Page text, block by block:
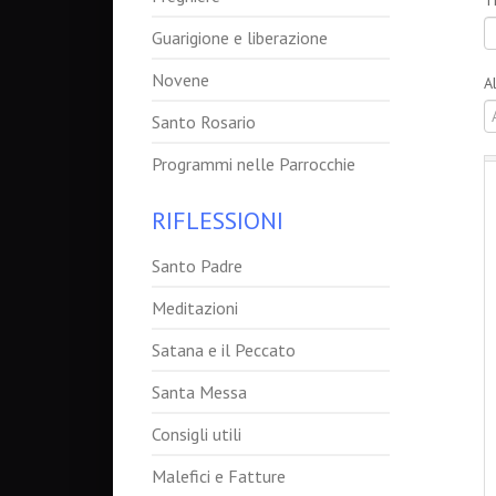
Guarigione e liberazione
Novene
Santo Rosario
Programmi nelle Parrocchie
RIFLESSIONI
Santo Padre
Meditazioni
Satana e il Peccato
Santa Messa
Consigli utili
Malefici e Fatture